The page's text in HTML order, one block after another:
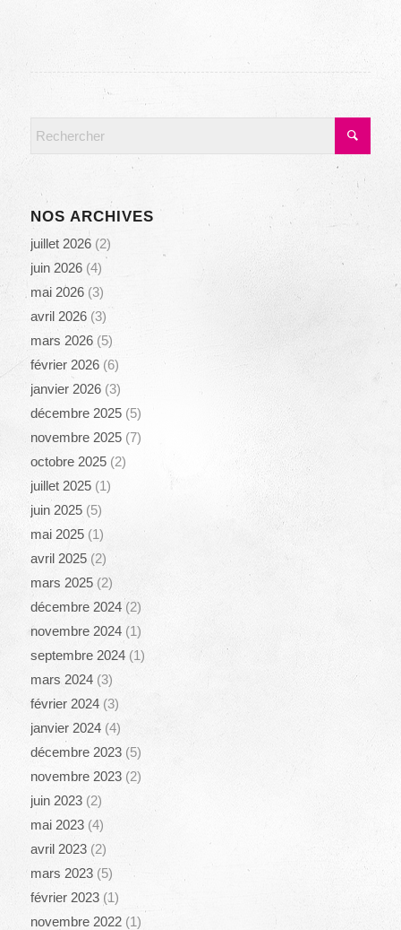
NOS ARCHIVES
juillet 2026(2)
juin 2026(4)
mai 2026(3)
avril 2026(3)
mars 2026(5)
février 2026(6)
janvier 2026(3)
décembre 2025(5)
novembre 2025(7)
octobre 2025(2)
juillet 2025(1)
juin 2025(5)
mai 2025(1)
avril 2025(2)
mars 2025(2)
décembre 2024(2)
novembre 2024(1)
septembre 2024(1)
mars 2024(3)
février 2024(3)
janvier 2024(4)
décembre 2023(5)
novembre 2023(2)
juin 2023(2)
mai 2023(4)
avril 2023(2)
mars 2023(5)
février 2023(1)
novembre 2022(1)